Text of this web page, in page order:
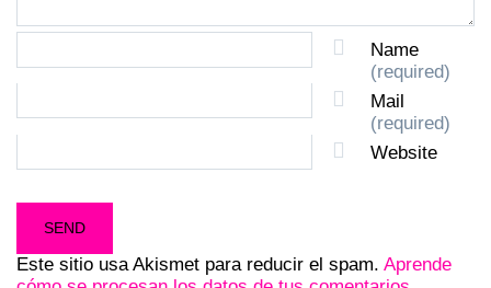
Name
(required)
Mail
(required)
Website
Este sitio usa Akismet para reducir el spam. Aprende